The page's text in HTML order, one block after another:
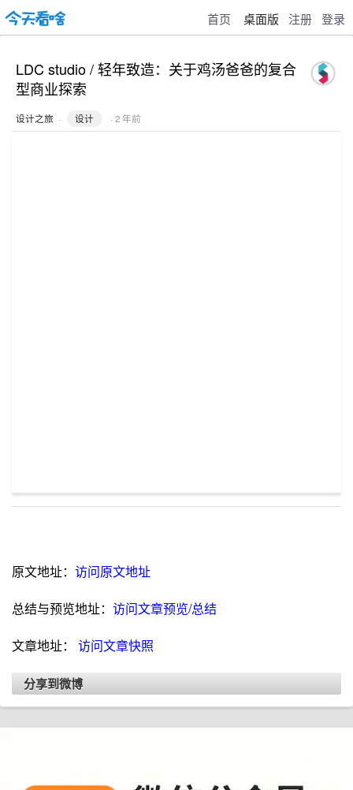
首页 桌面版 注册 登录
LDC studio / 轻年致造：关于鸡汤爸爸的复合
型商业探索
设计之旅 · 设计 · 2 年前
原文地址： 访问原文地址
总结与预览地址： 访问文章预览/总结
文章地址： 访问文章快照
分享到微博